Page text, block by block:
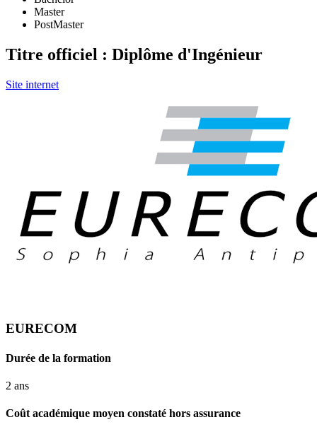
Master
PostMaster
Titre officiel : Diplôme d'Ingénieur
Site internet
EURECOM
Durée de la formation
2 ans
Coût académique moyen constaté hors assurance